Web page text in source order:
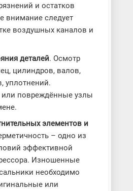
и остатков
внимание следует
воздушных каналов и
деталей. Осмотр
цилиндров, валов,
уплотнений.
повреждённые узлы
элементов и
– одно из
эффективной
Изношенные
необходимо
или